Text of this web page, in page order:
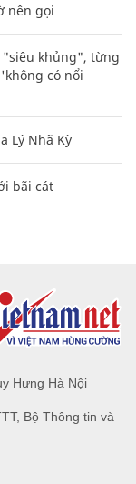
nên gọi
"siêu khủng", từng
có nổi
Lý Nhã Kỳ
bãi cát
Hưng Hà Nội
Bộ Thông tin và